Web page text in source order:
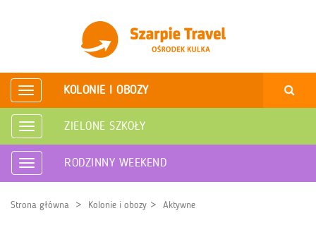
Rozwiń
nawigację
KOLONIE I OBOZY
Rozwiń
nawigację
ZIELONE SZKOŁY
Rozwiń
nawigację
RODZINNY WEEKEND
Strona główna Kolonie i obozy Aktywne